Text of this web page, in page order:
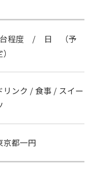
程度 / 日 （予
リンク / 食事 / スイー
京都一円